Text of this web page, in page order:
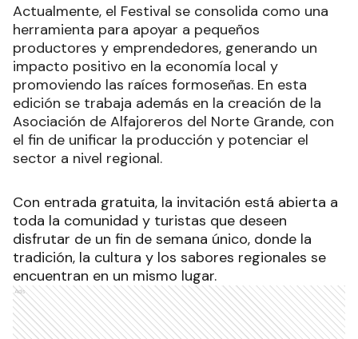
Actualmente, el Festival se consolida como una
herramienta para apoyar a pequeños
productores y emprendedores, generando un
impacto positivo en la economía local y
promoviendo las raíces formoseñas. En esta
edición se trabaja además en la creación de la
Asociación de Alfajoreros del Norte Grande, con
el fin de unificar la producción y potenciar el
sector a nivel regional.
Con entrada gratuita, la invitación está abierta a
toda la comunidad y turistas que deseen
disfrutar de un fin de semana único, donde la
tradición, la cultura y los sabores regionales se
encuentran en un mismo lugar.
Ads